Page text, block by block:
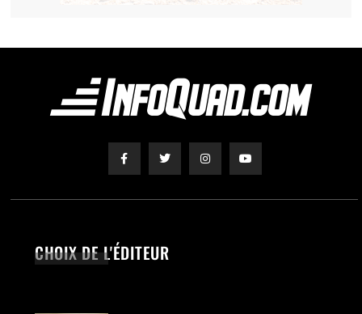
CHOIX DE L'ÉDITEUR